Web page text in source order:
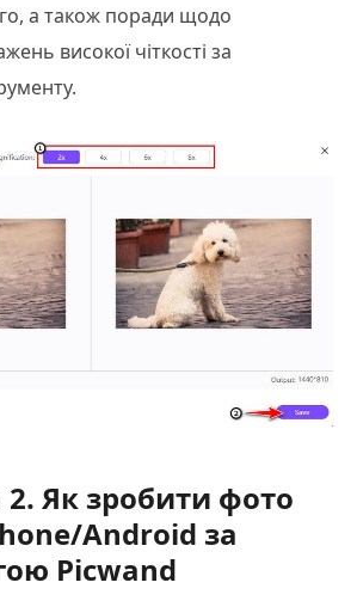
а також поради щодо
високої чіткості за
2. Як зробити фото
Android за
Picwand